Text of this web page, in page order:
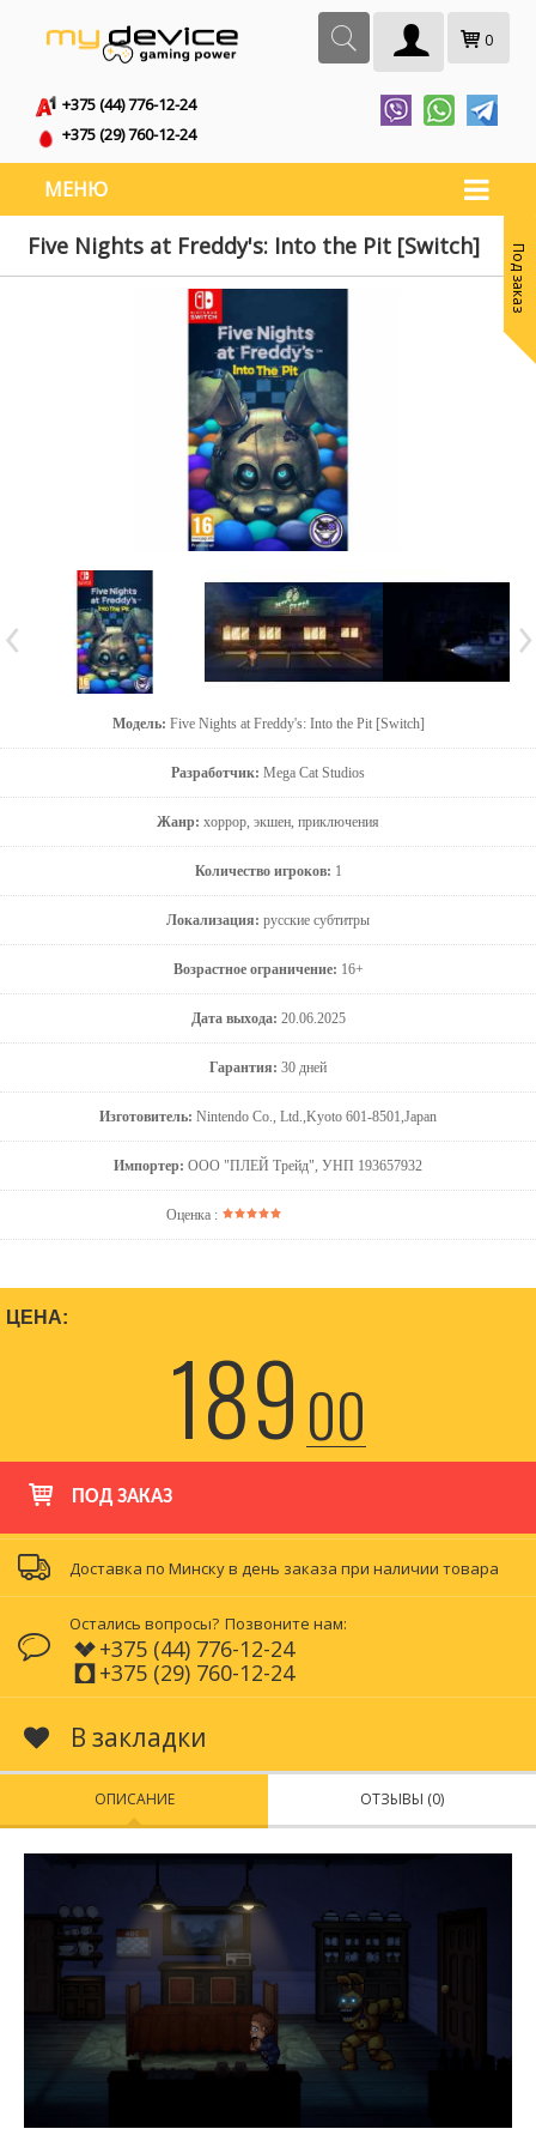
0
+375 (44) 776-12-24
+375 (29) 760-12-24
МЕНЮ
Five Nights at Freddy's: Into the Pit [Switch]
Модель: Five Nights at Freddy's: Into the Pit [Switch]
Разработчик: Mega Cat Studios
Жанр: хоррор, экшен, приключения
Количество игроков: 1
Локализация: русские субтитры
Возрастное ограничение: 16+
Дата выхода: 20.06.2025
Гарантия: 30 дней
Изготовитель: Nintendo Co., Ltd.,Kyoto 601-8501,Japan
Импортер: ООО "ПЛЕЙ Трейд", УНП 193657932
Оценка :
Под заказ
ЦЕНА:
18900
ПОД ЗАКАЗ
Доставка по Минску в день заказа при наличии товара
Остались вопросы? Позвоните нам:
+375 (44) 776-12-24
+375 (29) 760-12-24
В закладки
ОПИСАНИЕ ОТЗЫВЫ (0)